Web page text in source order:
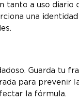
tanto a uso diario
una
Guarda tu
para prevenir
la fórmula.